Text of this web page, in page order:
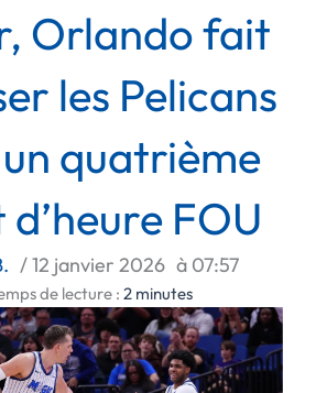
Orlando fait
les Pelicans
quatrième
FOU
/12 janvier 2026 à 07:57
de lecture : 2 minutes